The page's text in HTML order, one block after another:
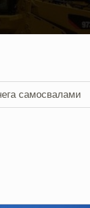
самосвалами